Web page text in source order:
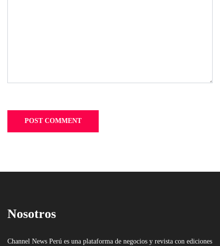
Nosotros
Channel News Perú es una plataforma de negocios y revista con ediciones